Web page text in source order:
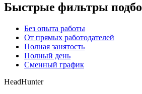
Быстрые фильтры
Без опыта работы
От прямых работодателей
Полная занятость
Полный день
Сменный график
HeadHunter